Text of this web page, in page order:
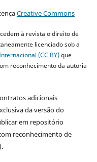
Creative Commons
à revista o direito de
licenciado sob a
(CC BY)que
reconhecimento da autoria
adicionais
da versão do
em repositório
reconhecimento de